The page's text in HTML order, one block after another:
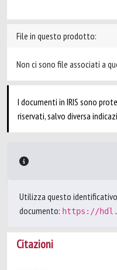
File in questo prodotto:
Non ci sono file associati a
I documenti in IRIS sono
riservati, salvo diversa
Utilizza questo
documento: https://
Citazioni